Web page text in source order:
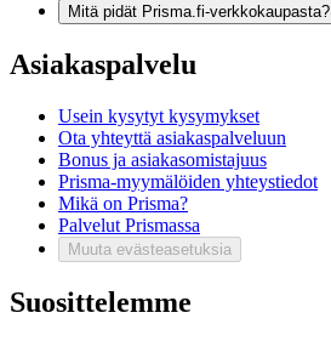
Mitä pidät Prisma.fi-verkkokaupasta?
Asiakaspalvelu
Usein kysytyt kysymykset
Ota yhteyttä asiakaspalveluun
Bonus ja asiakasomistajuus
Prisma-myymälöiden yhteystiedot
Mikä on Prisma?
Palvelut Prismassa
Muuta evästeasetuksia
Suosittelemme